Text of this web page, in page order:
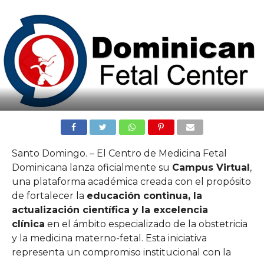
Santo Domingo. – El Centro de Medicina Fetal
Dominicana lanza oficialmente su Campus Virtual,
una plataforma académica creada con el propósito
de fortalecer la educación continua, la
actualización científica y la excelencia
clínica en el ámbito especializado de la obstetricia
y la medicina materno-fetal. Esta iniciativa
representa un compromiso institucional con la